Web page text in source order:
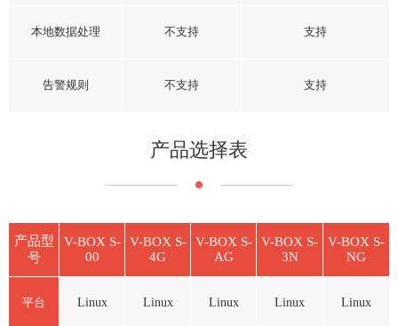
本地数据处理 不支持 支持
告警规则 不支持 支持
产品选择表
产品选择表
产品型
号
V-BOX S-
00
V-BOX S-
4G
V-BOX S-
AG
V-BOX S-
3N
V-BOX S-
NG
平台 Linux Linux Linux Linux Linux